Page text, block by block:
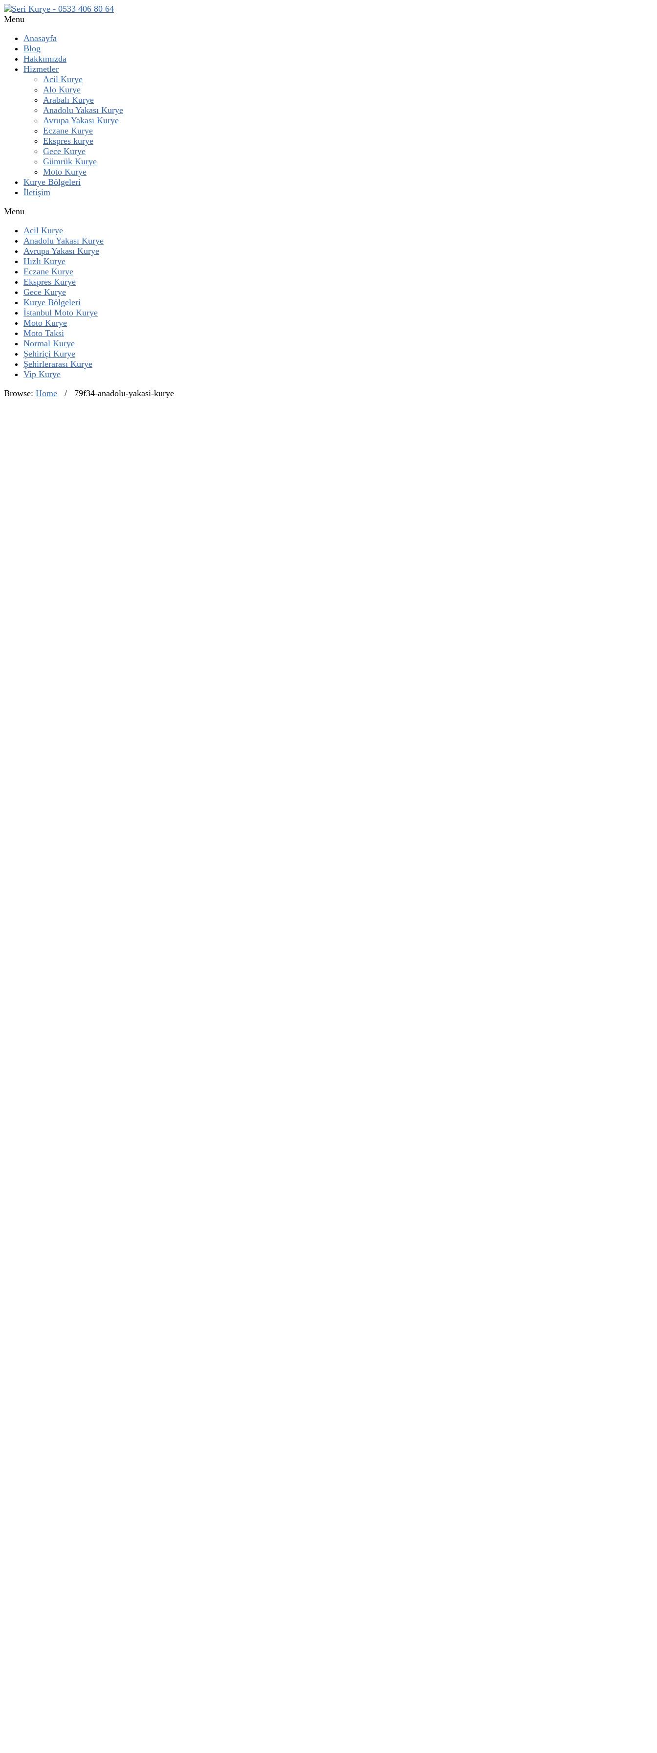
Menu
Anasayfa
Blog
Hakkımızda
Hizmetler
Acil Kurye
Alo Kurye
Arabalı Kurye
Anadolu Yakası Kurye
Avrupa Yakası Kurye
Eczane Kurye
Ekspres kurye
Gece Kurye
Gümrük Kurye
Moto Kurye
Kurye Bölgeleri
İletişim
Menu
Acil Kurye
Anadolu Yakası Kurye
Avrupa Yakası Kurye
Hızlı Kurye
Eczane Kurye
Ekspres Kurye
Gece Kurye
Kurye Bölgeleri
İstanbul Moto Kurye
Moto Kurye
Moto Taksi
Normal Kurye
Şehiriçi Kurye
Şehirlerarası Kurye
Vip Kurye
Browse: Home / 79f34-anadolu-yakasi-kurye